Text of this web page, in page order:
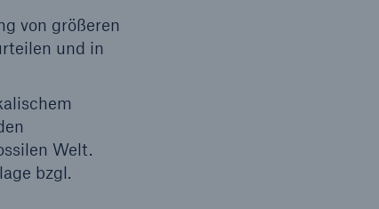
von größeren
und in
Welt.
bzgl.